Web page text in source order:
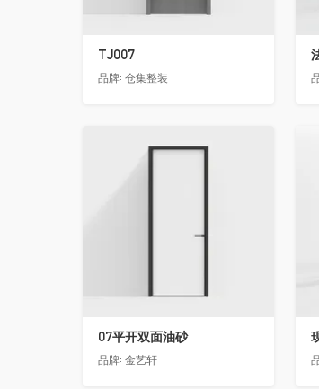
TJ007
品牌: 仓集整装
07平开双面油砂
品牌: 金艺轩